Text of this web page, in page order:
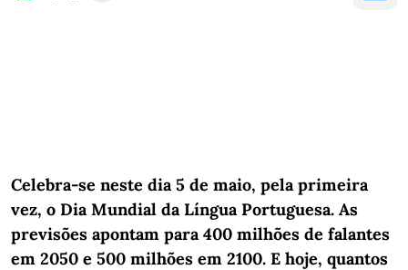
Celebra-se neste dia 5 de maio, pela primeira
vez, o Dia Mundial da Língua Portuguesa. As
previsões apontam para 400 milhões de falantes
em 2050 e 500 milhões em 2100. E hoje, quantos